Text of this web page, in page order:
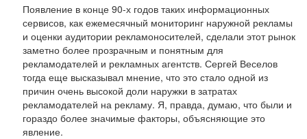
Появление в конце 90-х годов таких информационных
сервисов, как ежемесячный мониторинг наружной рекламы
и оценки аудитории рекламоносителей, сделали этот рынок
заметно более прозрачным и понятным для
рекламодателей и рекламных агентств. Сергей Веселов
тогда еще высказывал мнение, что это стало одной из
причин очень высокой доли наружки в затратах
рекламодателей на рекламу. Я, правда, думаю, что были и
гораздо более значимые факторы, объясняющие это
явление.